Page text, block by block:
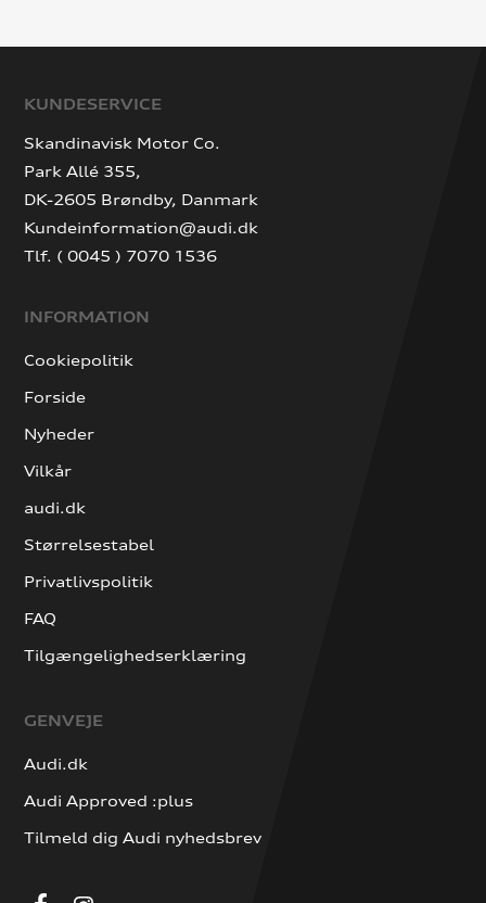
KUNDESERVICE
Skandinavisk Motor Co.
Park Allé 355,
DK-2605 Brøndby, Danmark
Kundeinformation@audi.dk
Tlf. ( 0045 ) 7070 1536
INFORMATION
Cookiepolitik
Forside
Nyheder
Vilkår
audi.dk
Størrelsestabel
Privatlivspolitik
FAQ
Tilgængelighedserklæring
GENVEJE
Audi.dk
Audi Approved :plus
Tilmeld dig Audi nyhedsbrev